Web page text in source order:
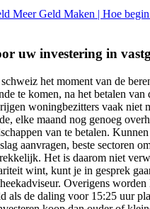
Meer Geld Maken | Hoe
uw investering in
het moment van de
te komen, na het betalen van
woningbezitters vaak niet
elke maand nog genoeg
van te betalen.
aanvragen, beste sectoren
Het is daarom niet
wint, kunt je in gesprek
Overigens worden
als de daling voor 15:25 uur